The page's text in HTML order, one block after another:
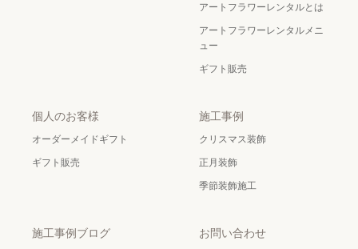
アートフラワーレンタルとは
アートフラワーレンタルメニ
ュー
ギフト販売
個人のお客様
オーダーメイドギフト
ギフト販売
施工事例
クリスマス装飾
正月装飾
季節装飾施工
施工事例ブログ お問い合わせ